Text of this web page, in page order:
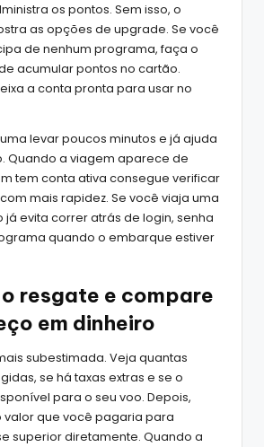
os pontos. Sem isso, o
as opções de upgrade. Se você
de nenhum programa, faça o
acumular pontos no cartão.
a conta pronta para usar no
levar poucos minutos e já ajuda
Quando a viagem aparece de
tem conta ativa consegue verificar
mais rapidez. Se você viaja uma
já evita correr atrás de login, senha
quando o embarque estiver
resgate e compare
em dinheiro
subestimada. Veja quantas
se há taxas extras e se o
para o seu voo. Depois,
que você pagaria para
superior diretamente. Quando a